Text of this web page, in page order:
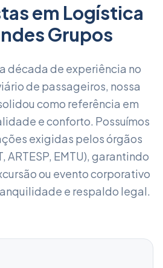
em Logística
Grupos
década de experiência no
de passageiros, nossa
como referência em
e conforto. Possuímos
exigidas pelos órgãos
ARTESP, EMTU), garantindo
ou evento corporativo
e respaldo legal.